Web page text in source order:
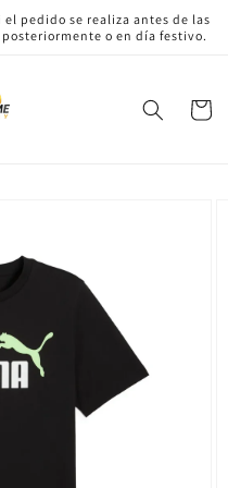
el pedido se realiza antes de las
posteriormente o en día festivo.
Carrito